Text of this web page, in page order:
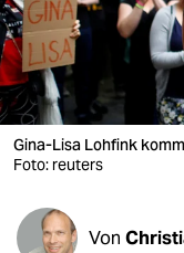
wahrheit
verlag
verlag
veranstaltungen
shop
Gina-Lisa Lohfink
Foto: reuters
Von